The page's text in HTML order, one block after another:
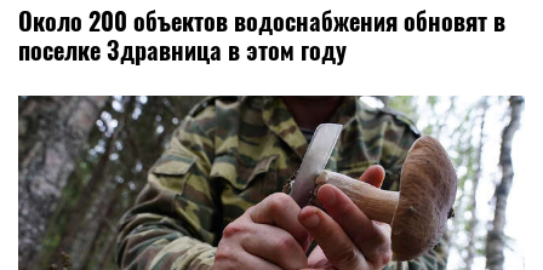
Около 200 объектов водоснабжения обновят в
поселке Здравница в этом году